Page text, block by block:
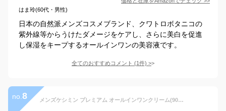
はま玲(60代・男性)
日本の自然派メンズコスメブランド、クワトロボタニコの
紫外線等からうけたダメージをケアし、さらに美白を促進
し保湿をキープするオールインワンの美容液です。
全てのおすすめコメント (1件) >
no. 8 メンズケシミン プレミアム オールインワンクリーム(90g)【ケシミン】